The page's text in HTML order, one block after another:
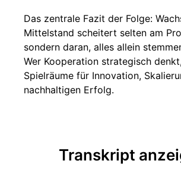
Das zentrale Fazit der Folge:
Mittelstand scheitert selten am
sondern daran, alles allein
Wer Kooperation strategisch
Spielräume für Innovation,
nachhaltigen Erfolg.
Transkript